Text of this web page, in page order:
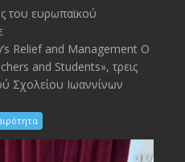
του ευρωπαϊκού
Relief and Management O
and Students», τρεις
Σχολείου Ιωαννίνων